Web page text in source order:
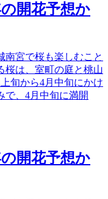
開花予想か
南宮で桜も楽しむこと
桜は、室町の庭と桃山
旬から4月中旬にかけ
で、4月中旬に満開
開花予想か